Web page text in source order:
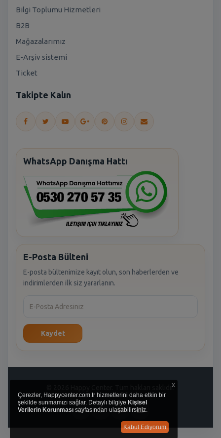
Bilgi Toplumu Hizmetleri
B2B
Mağazalarımız
E-Arşiv sistemi
Ticket
Takipte Kalın
WhatsApp Danışma Hattı
E-Posta Bülteni
E-posta bültenimize kayıt olun, son haberlerden ve
indirimlerden ilk siz yararlanın.
Kaydet
© 2026 Happy Center. Tüm hakları saklıdır.
x
Çerezler, Happycenter.com.tr hizmetlerini daha etkin bir
şekilde sunmamızı sağlar. Detaylı bilgiye Kişisel
Verilerin Korunması sayfasından ulaşabilirsiniz.
Kabul Ediyorum